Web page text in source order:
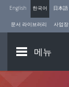
English 한국어 日本語
문서 라이브러리 사업
메뉴